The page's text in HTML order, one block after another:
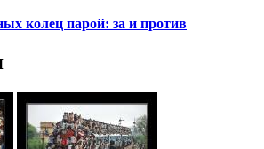
колец парой: за и против